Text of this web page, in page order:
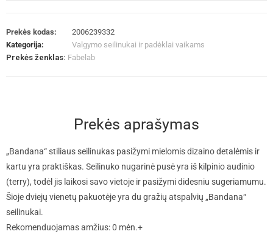
Prekės kodas:
2006239332
Kategorija:
Valgymo seilinukai ir padėklai vaikams
Prekės ženklas: Fabelab
Prekės aprašymas
„Bandana“ stiliaus seilinukas pasižymi mielomis dizaino detalėmis ir
kartu yra praktiškas. Seilinuko nugarinė pusė yra iš kilpinio audinio
(terry), todėl jis laikosi savo vietoje ir pasižymi didesniu sugeriamumu.
Šioje dviejų vienetų pakuotėje yra du gražių atspalvių „Bandana“
seilinukai.
Rekomenduojamas amžius: 0 mėn.+